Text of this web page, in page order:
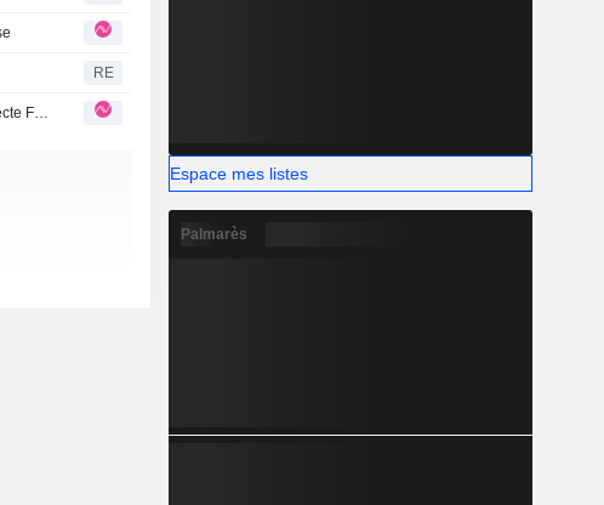
RE
EXPERIAN : Les moteurs structurels compensent le risque de licence directe FICO
Espace mes listes
Palmarès